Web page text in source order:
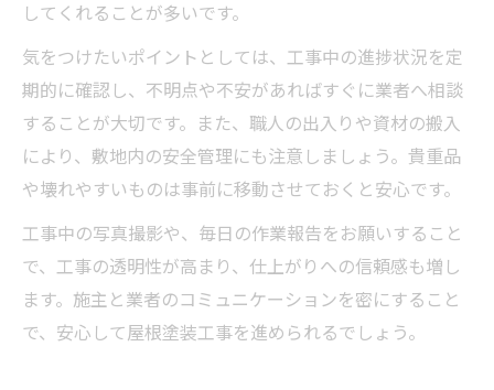
してくれることが多いです。
気をつけたいポイントとしては、工事中の進捗状況を定
期的に確認し、不明点や不安があればすぐに業者へ相談
することが大切です。また、職人の出入りや資材の搬入
により、敷地内の安全管理にも注意しましょう。貴重品
や壊れやすいものは事前に移動させておくと安心です。
工事中の写真撮影や、毎日の作業報告をお願いすること
で、工事の透明性が高まり、仕上がりへの信頼感も増し
ます。施主と業者のコミュニケーションを密にすること
で、安心して屋根塗装工事を進められるでしょう。